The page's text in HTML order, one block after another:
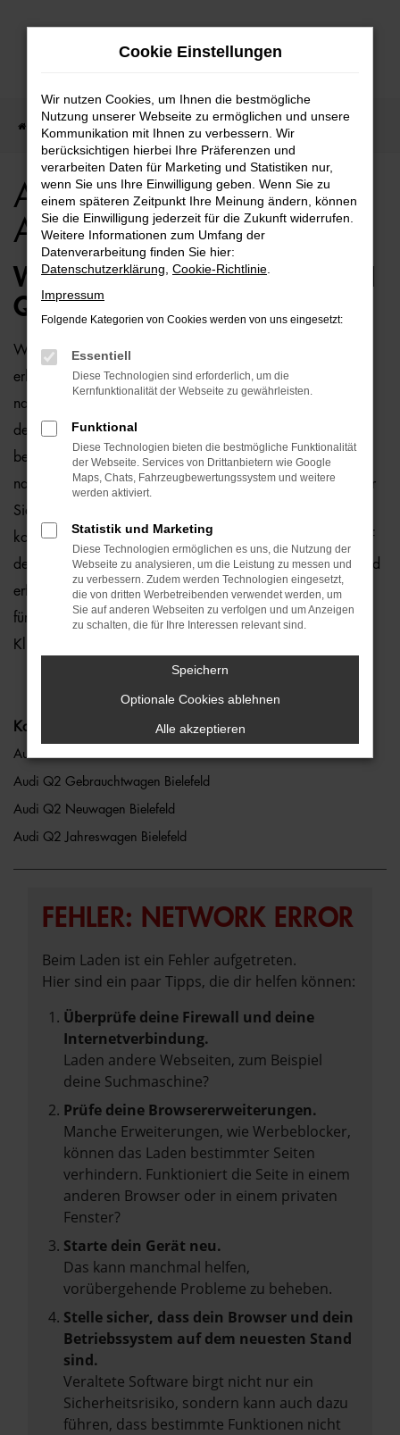
Zum
Startseite Bielefeld Audi Audi Q2 für Bielefeld Top Angebote
Audi Q2 für Bielefeld Top
Angebote
WIE WÄRE ES MIT EINEM AUDI
Q2 FÜR BIELEFELD?
Wer zu uns und damit zur Auto-Familie Ostermaier kommt,
erhält viele Vorschläge rund um die Mobilität. Das gilt
natürlich auch für Bielefeld und Umgebung, wo wir gerne
den Audi Q2 empfehlen. Die Rede ist von einem rundum
bewährten und zuverlässigen Fahrzeug, das perfekt zu
nahezu jedem Anspruch in Bielefeld passt. Gerne lassen wir
Sie bei uns vor Ort einsteigen oder übernehmen die
komplette Beratung auf digitalem Weg. Der Vorteil liegt auf
der Hand, denn so erhalten Sie Ihren Audi Q2 frei Haus und
erfreuen sich an der direkten Lieferung nach Bielefeld ohne
für den Autokauf Ihre eigenen vier Wände zu verlassen.
Klingt gut? Dann kontaktieren Sie uns noch heute.
Kategorie
Audi Q2 Bielefeld
Audi Q2 Gebrauchtwagen Bielefeld
Audi Q2 Neuwagen Bielefeld
Audi Q2 Jahreswagen Bielefeld
FEHLER: NETWORK ERROR
Beim Laden ist ein Fehler aufgetreten.
Hier sind ein paar Tipps, die dir helfen können:
Überprüfe deine Firewall und deine
Internetverbindung.
Laden andere Webseiten, zum Beispiel
deine Suchmaschine?
Prüfe deine Browsererweiterungen.
Manche Erweiterungen, wie Werbeblocker,
können das Laden bestimmter Seiten
verhindern. Funktioniert die Seite in einem
anderen Browser oder in einem privaten
Fenster?
Starte dein Gerät neu.
Das kann manchmal helfen,
vorübergehende Probleme zu beheben.
Stelle sicher, dass dein Browser und dein
Betriebssystem auf dem neuesten Stand
sind.
Veraltete Software birgt nicht nur ein
Sicherheitsrisiko, sondern kann auch dazu
führen, dass bestimmte Funktionen nicht
Cookie Einstellungen
Wir nutzen Cookies, um Ihnen die bestmögliche
Nutzung unserer Webseite zu ermöglichen und unsere
Kommunikation mit Ihnen zu verbessern. Wir
berücksichtigen hierbei Ihre Präferenzen und
verarbeiten Daten für Marketing und Statistiken nur,
wenn Sie uns Ihre Einwilligung geben. Wenn Sie zu
einem späteren Zeitpunkt Ihre Meinung ändern, können
Sie die Einwilligung jederzeit für die Zukunft widerrufen.
Weitere Informationen zum Umfang der
Datenverarbeitung finden Sie hier:
Datenschutzerklärung Cookie-Richtlinie
Impressum
Folgende Kategorien von Cookies werden von uns eingesetzt:
Essentiell
Diese Technologien sind erforderlich, um die
Kernfunktionalität der Webseite zu gewährleisten.
Funktional
Diese Technologien bieten die bestmögliche Funktionalität
der Webseite. Services von Drittanbietern wie Google
Maps, Chats, Fahrzeugbewertungssystem und weitere
werden aktiviert.
Statistik und Marketing
Diese Technologien ermöglichen es uns, die Nutzung der
Webseite zu analysieren, um die Leistung zu messen und
zu verbessern. Zudem werden Technologien eingesetzt,
die von dritten Werbetreibenden verwendet werden, um
Sie auf anderen Webseiten zu verfolgen und um Anzeigen
zu schalten, die für Ihre Interessen relevant sind.
Speichern
Optionale Cookies ablehnen
Alle akzeptieren